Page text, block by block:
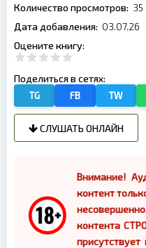
Количество просмотров: 35
Дата добавления: 03.07.26
Оцените книгу:
Поделиться в сетях:
TG FB TW
СЛУШАТЬ ОНЛАЙН
Внимание!
контент
контента